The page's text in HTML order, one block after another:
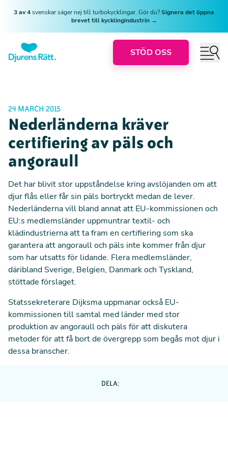
3 av 4svenskar säger nej till turbokycklingar. Gör du?Signera det öppna
brevet till kycklingindustrin →
STÖD OSS
24 MARCH 2015
Nederländerna kräver
certifiering av päls och
angoraull
Det har blivit stor uppståndelse kring avslöjanden om att
djur flås eller får sin päls bortryckt medan de lever.
Nederländerna vill bland annat att EU-kommissionen och
EU:s medlemsländer uppmuntrar textil- och
klädindustrierna att ta fram en certifiering som ska
garantera att angoraull och päls inte kommer från djur
som har utsatts för lidande. Flera medlemsländer,
däribland Sverige, Belgien, Danmark och Tyskland,
stöttade förslaget.
Statssekreterare Dijksma uppmanar också EU-
kommissionen till samtal med länder med stor
produktion av angoraull och päls för att diskutera
metoder för att få bort de övergrepp som begås mot djur i
dessa branscher.
DELA: